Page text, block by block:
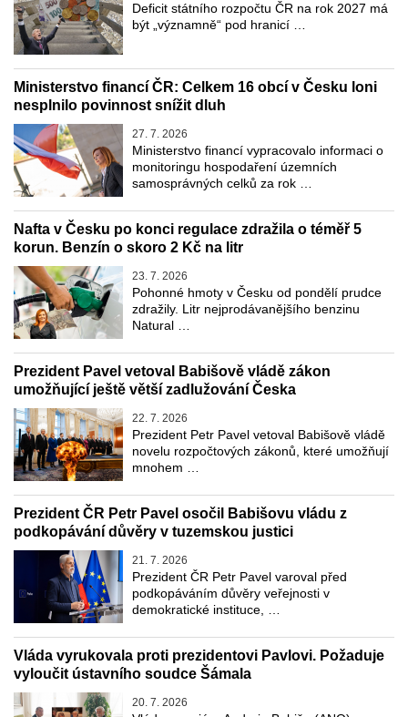
Deficit státního rozpočtu ČR na rok 2027 má
být „významně“ pod hranicí …
Ministerstvo financí ČR: Celkem 16 obcí v Česku loni
nesplnilo povinnost snížit dluh
27. 7. 2026
Ministerstvo financí vypracovalo informaci o
monitoringu hospodaření územních
samosprávných celků za rok …
Nafta v Česku po konci regulace zdražila o téměř 5
korun. Benzín o skoro 2 Kč na litr
23. 7. 2026
Pohonné hmoty v Česku od pondělí prudce
zdražily. Litr nejprodávanějšího benzinu
Natural …
Prezident Pavel vetoval Babišově vládě zákon
umožňující ještě větší zadlužování Česka
22. 7. 2026
Prezident Petr Pavel vetoval Babišově vládě
novelu rozpočtových zákonů, které umožňují
mnohem …
Prezident ČR Petr Pavel osočil Babišovu vládu z
podkopávání důvěry v tuzemskou justici
21. 7. 2026
Prezident ČR Petr Pavel varoval před
podkopáváním důvěry veřejnosti v
demokratické instituce, …
Vláda vyrukovala proti prezidentovi Pavlovi. Požaduje
vyloučit ústavního soudce Šámala
20. 7. 2026